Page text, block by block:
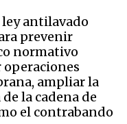
ley antilavado
prevenir
normativo
ampliar la
la cadena de
el contrabando